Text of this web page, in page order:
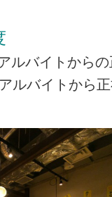
ルバイトから
ルバイトから